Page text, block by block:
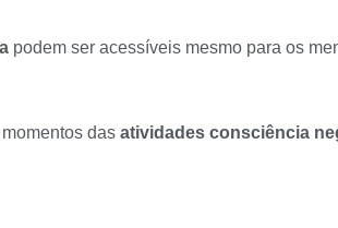
podem ser acessíveis mesmo para os
das atividades consciência